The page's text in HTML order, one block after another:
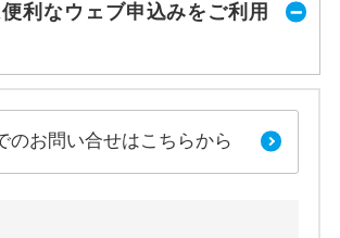
便利なウェブ申込みをご利用
のお問い合せはこちらから